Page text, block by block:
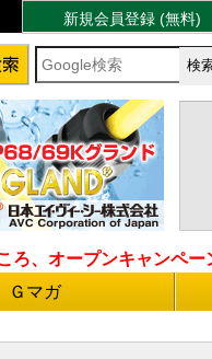
新規会員登録 (無料)
ろ、オープンキャンペ
Ｇマガ